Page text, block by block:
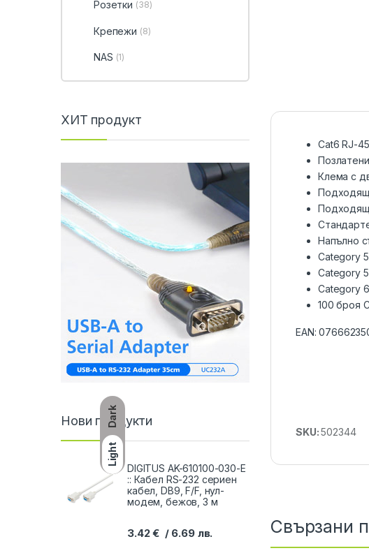
Dark
Light
Cat6 RJ-
Клема с
Подходящ
Напълно
Category
Category
Category
100 броя
EAN:
SKU:502344
Свързани
Розетки (38)
Крепежи (8)
NAS (1)
ХИТ продукт
Нови продукти
DIGITUS AK-610100-030-E
:: Кабел RS-232 сериен
кабел, DB9, F/F, нул-
модем, бежов, 3 м
3.42€ 6.69 лв.